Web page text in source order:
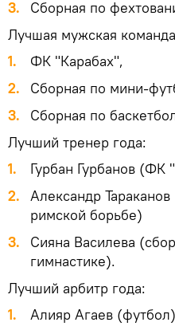
3.
Сборная по
Лучшая мужская
1.
ФК "Карабах",
2.
Сборная по мини-
3.
Сборная по
Лучший тренер года:
1.
Гурбан Гурбанов (ФК
2.
Александр
римской борьбе)
3.
Сияна Василева
гимнастике).
Лучший арбитр года:
1.
Алияр Агаев